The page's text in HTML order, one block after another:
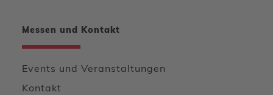
Messen und Kontakt
Events und Veranstaltungen
Kontakt